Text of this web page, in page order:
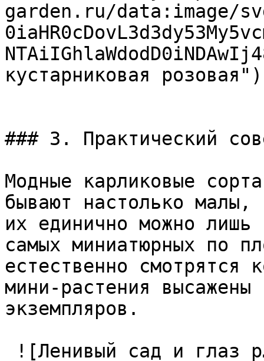
garden.ru/data:image/
кустарниковая
### 3. Практический
Модные карликовые
бывают настолько малы,
их единично можно
самых миниатюрных по
естественно смотрятся
мини-растения высажены
экземпляров.